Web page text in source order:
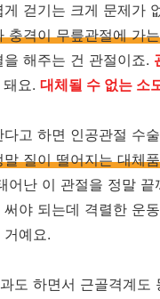
걷기는 크게 문제가
충격이 무릎관절에 가
해주는 건 관절이죠.
요. 대체될 수 없는 소
고 하면 인공관절 수
질이 떨어지는 대체품
어난 이 관절을 정말 끝
써야 되는데 격렬한 운
예요.
도 하면서 근골격계도